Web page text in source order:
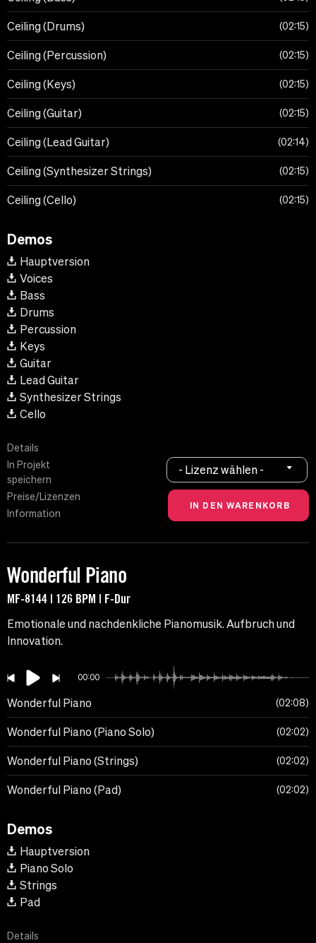
Ceiling (Drums) 02:15
Ceiling (Percussion) 02:15
Ceiling (Keys) 02:15
Ceiling (Guitar) 02:15
Ceiling (Lead Guitar) 02:14
Ceiling (Synthesizer Strings) 02:15
Ceiling (Cello) 02:15
Demos
Hauptversion
Voices
Bass
Drums
Percussion
Keys
Guitar
Lead Guitar
Synthesizer Strings
Cello
Details
In Projekt
speichern
Preise/Lizenzen
Information
- Lizenz wählen -
Wonderful Piano
MF-8144 | 126 BPM | F-Dur
Emotionale und nachdenkliche Pianomusik. Aufbruch und
Innovation.
00:00
Wonderful Piano 02:08
Wonderful Piano (Piano Solo) 02:02
Wonderful Piano (Strings) 02:02
Wonderful Piano (Pad) 02:02
Demos
Hauptversion
Piano Solo
Strings
Pad
Details